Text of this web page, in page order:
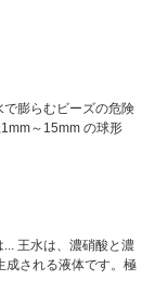
で膨らむビーズの危険
～15mm の球形
王水は、濃硝酸と濃
成される液体です。極